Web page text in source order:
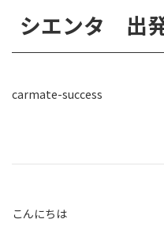
シエンタ 出
carmate-success
こんにちは